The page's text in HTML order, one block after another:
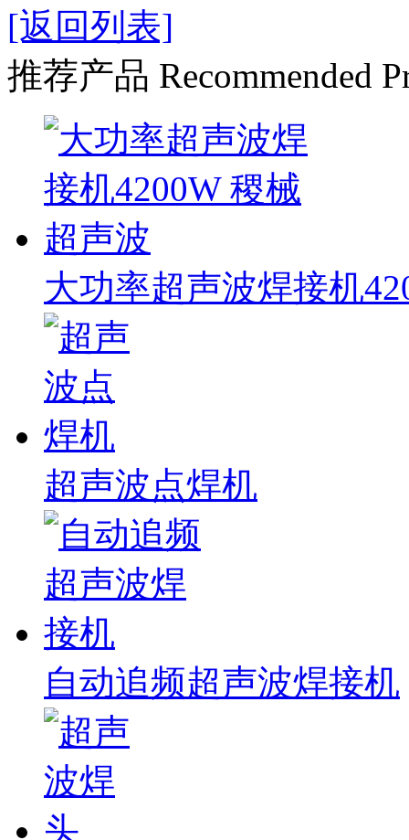
[返回列表]
推荐产品 Recommended
大功率超声波焊接机
超声波点焊机
自动追频超声波焊接机